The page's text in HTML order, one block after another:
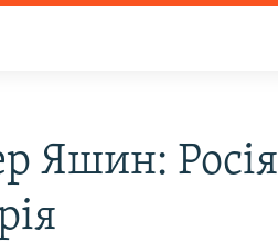
Яшин: Росія